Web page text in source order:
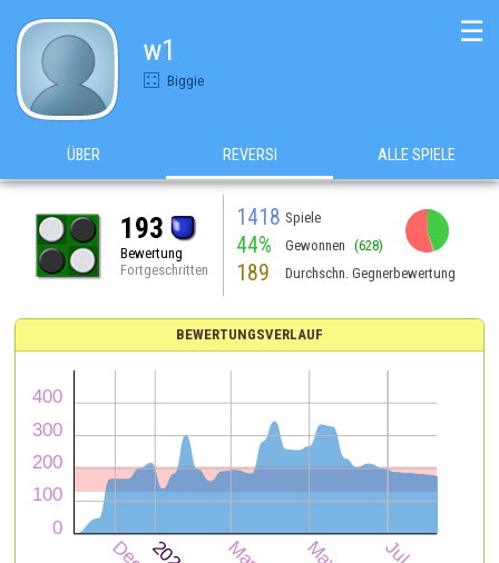
w1
Biggie
☰
ÜBER REVERSI ALLE SPIELE
193
Bewertung
Fortgeschritten
1418 Spiele
44% Gewonnen (628)
189 Durchschn. Gegnerbewertung
BEWERTUNGSVERLAUF